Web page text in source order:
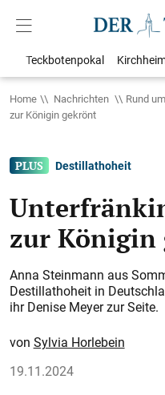
Teckbotenpokal
Home Nachrichten Rund
zur Königin gekrönt
Destillathoheit
zur Königin
Anna Steinmann aus
Destillathoheit in
ihr Denise Meyer zur Seite.
Sylvia Horlebein
19.11.2024